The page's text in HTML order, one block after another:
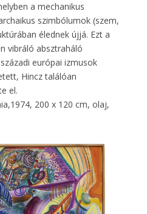
a mechanikus
szimbólumok (szem,
élednek újjá. Ezt a
vibráló absztraháló
európai izmusok
Hincz találóan
el.
200 x 120 cm, olaj,